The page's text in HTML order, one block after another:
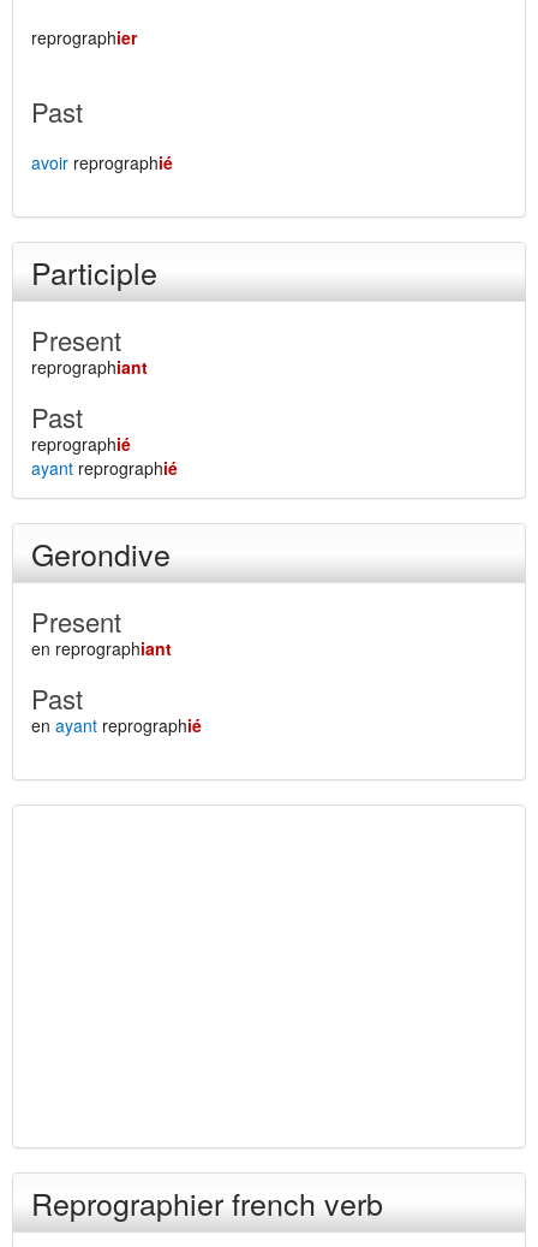
reprographier
Past
avoir reprographié
Participle
Present
reprographiant
Past
reprographié
ayant reprographié
Gerondive
Present
en reprographiant
Past
en ayant reprographié
Reprographier french verb